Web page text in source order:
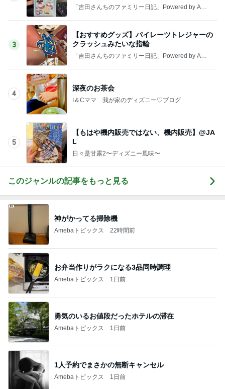
「吉田さんちのファミリー日記」Powered by Ame
3
【おすすめグッズ】パイレーツトレジャーの
クラッシュみたいな指輪
「吉田さんちのファミリー日記」Powered by Ame
4
深夜のお茶会
I＆Cママ 我が家のディズニー♡ブログ
5
【もはや機内販売ではない、機内販売】@JA
L
日々是甘露2〜ディズニー風味〜
このジャンルの記事をもっと見る
神がかってる掃除機
Amebaトピックス 22時間前
お弁当作りがラクになる3品同時調理
Amebaトピックス 1日前
勇気のいるお値段だったホテルの滞在
Amebaトピックス 1日前
1人予約でまさかの無断キャンセル
Amebaトピックス 1日前